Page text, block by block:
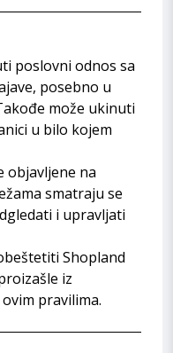
poslovni odnos sa
posebno u
može ukinuti
u bilo kojem
objavljene na
smatraju se
i upravljati
Shopland
iz
pravilima.